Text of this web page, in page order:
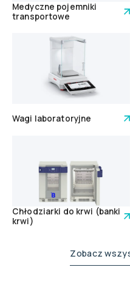
Medyczne pojemniki
transportowe
Wagi laboratoryjne
Chłodziarki do krwi (banki
krwi)
Zobacz